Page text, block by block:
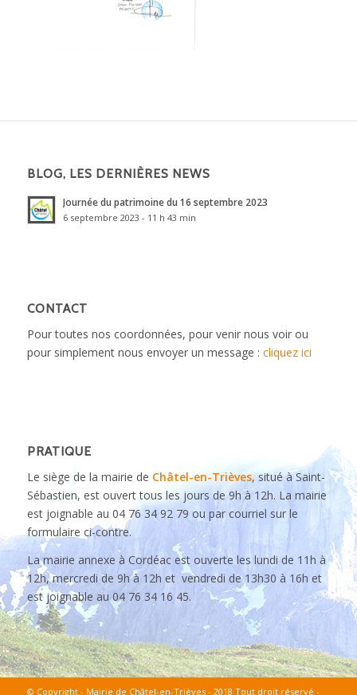
BLOG, LES DERNIÈRES NEWS
Journée du patrimoine du 16 septembre 2023
6 septembre 2023 - 11 h 43 min
CONTACT
Pour toutes nos coordonnées, pour venir nous voir ou
pour simplement nous envoyer un message : cliquez ici
PRATIQUE
Le siège de la mairie de Châtel-en-Trièves, situé à Saint-
Sébastien, est ouvert tous les jours de 9h à 12h. La mairie
est joignable au 04 76 34 92 79 ou par courriel sur le
formulaire ci-contre.
La mairie annexe à Cordéac est ouverte les lundi de 11h à
12h, mercredi de 9h à 12h et vendredi de 13h30 à 16h et
est joignable au 04 76 34 16 45.
© Copyright - Mairie de Châtel-en-Trièves - 2018 Tout droit réservé -